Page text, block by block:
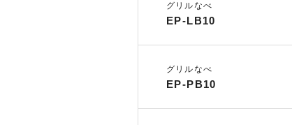
グリルなべ
EP-LB10
グリルなべ
EP-PB10